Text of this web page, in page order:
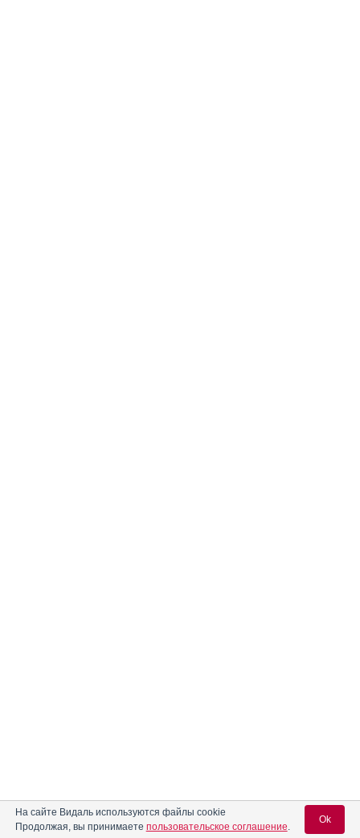
На сайте Видаль используются файлы cookie
Продолжая, вы принимаете пользовательское соглашение.
Ok